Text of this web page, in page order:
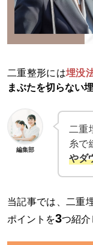
二重整形には埋没
まぶたを切らない
編集部
二重
糸で
やダ
当記事では、二重
ポイントを3つ紹介